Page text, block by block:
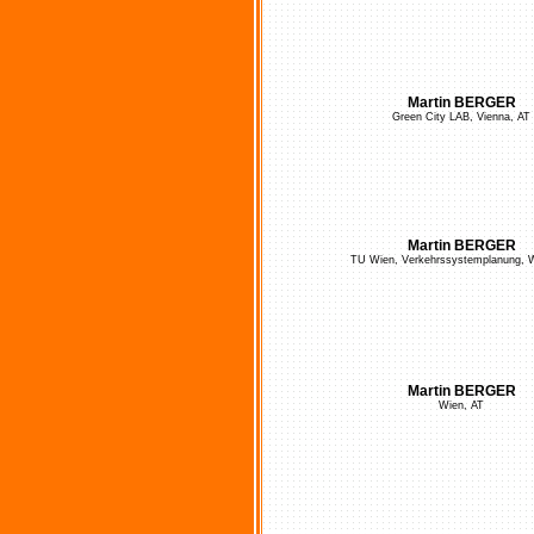
Martin BERGER
Green City LAB, Vienna, AT
Martin BERGER
TU Wien, Verkehrssystemplanung,
Martin BERGER
Wien, AT